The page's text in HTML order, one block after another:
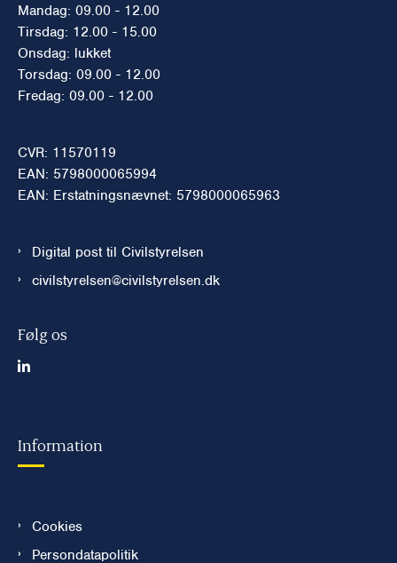
Mandag: 09.00 - 12.00
Tirsdag: 12.00 - 15.00
Onsdag: lukket
Torsdag: 09.00 - 12.00
Fredag: 09.00 - 12.00
CVR: 11570119
EAN: 5798000065994
EAN: Erstatningsnævnet: 5798000065963
Digital post til Civilstyrelsen
civilstyrelsen@civilstyrelsen.dk
Følg os
Information
Cookies
Persondatapolitik